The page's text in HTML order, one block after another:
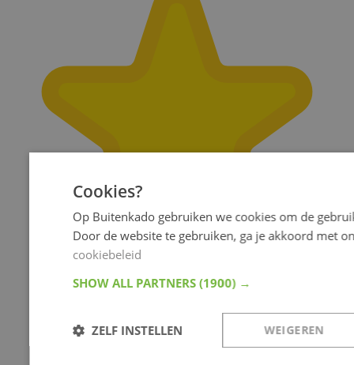
Cookies?
Op Buitenkado gebruiken we cookies om de
Door de website te gebruiken, ga je akkoord met
cookiebeleid
SHOW ALL PARTNERS(1900) →
WEIGEREN
ZELF INSTELLEN